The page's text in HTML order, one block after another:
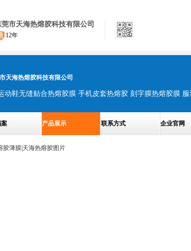
莞市天海热熔胶科技有限公司
12年
天海热熔胶科技有限公司
产品展示 联系方式 企业官网